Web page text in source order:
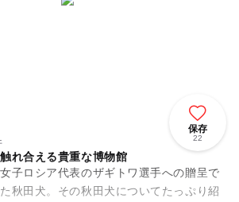
保存
22
れ合える貴重な博物館
子ロシア代表のザギトワ選手への贈呈で
秋田犬。その秋田犬についてたっぷり紹